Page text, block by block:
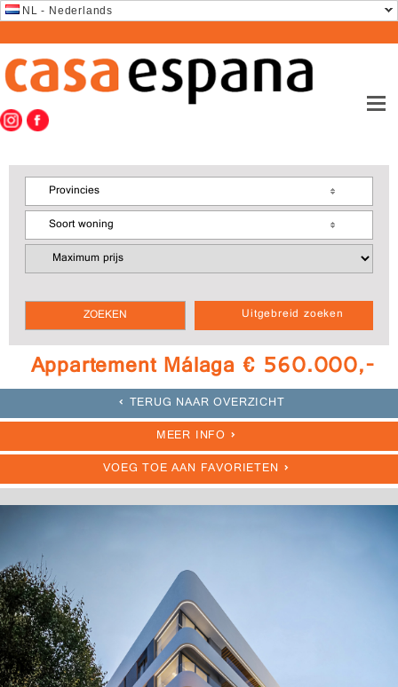
NL - Nederlands
Uitgebreid zoeken
Provincies
Soort woning
Appartement Málaga € 560.000,-
TERUG NAAR OVERZICHT
MEER INFO
VOEG TOE AAN FAVORIETEN